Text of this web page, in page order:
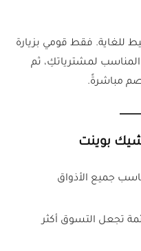
للغاية. فقط قومي بزيارة
المناسب لمشترياتكِ، ثم
مباشرةً.
بوينت
جميع الأذواق
تجعل التسوق أكثر